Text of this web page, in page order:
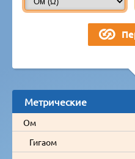
Метрические
Ом
Гигаом